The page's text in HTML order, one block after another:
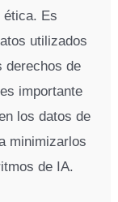
ética. Es
utilizados
derechos de
importante
los datos de
minimizarlos
de IA.